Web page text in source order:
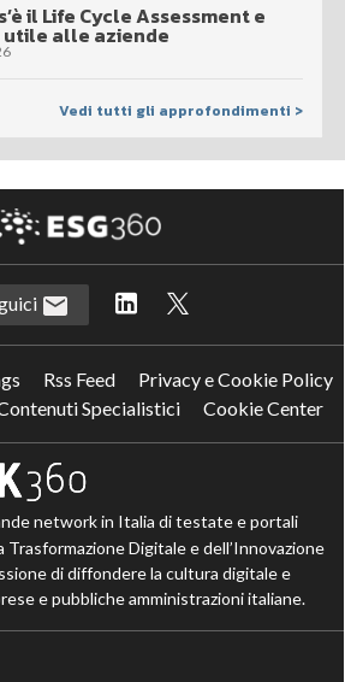
il Life Cycle Assessment e
utile alle aziende
Vedi tutti gli approfondimenti >
Rss Feed
Privacy e Cookie Policy
Specialistici
Cookie Center
network in Italia di testate e portali
Trasformazione Digitale e dell’Innovazione
di diffondere la cultura digitale e
e pubbliche amministrazioni italiane.